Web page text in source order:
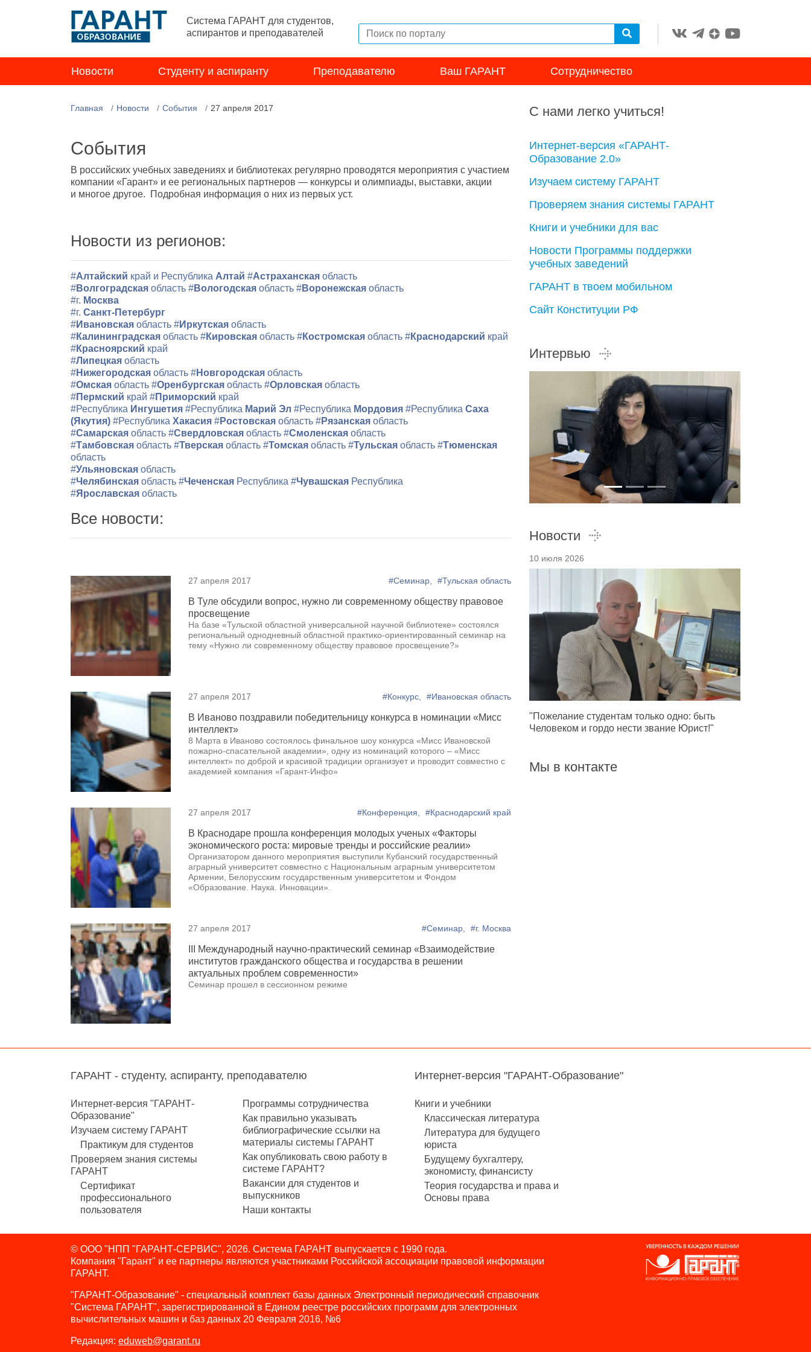
Система ГАРАНТ для студентов,
аспирантов и преподавателей
Новости Студенту и аспиранту Преподавателю Ваш ГАРАНТ Сотрудничество
Главная Новости События 27 апреля 2017
События
В российских учебных заведениях и библиотеках регулярно проводятся мероприятия с участием
компании «Гарант» и ее региональных партнеров — конкурсы и олимпиады, выставки, акции
и многое другое. Подробная информация о них из первых уст.
Новости из регионов:
#Алтайский край и Республика Алтай #Астраханская область
#Волгоградская область #Вологодская область #Воронежская область
#г. Москва
#г. Санкт-Петербург
#Ивановская область #Иркутская область
#Калининградская область #Кировская область #Костромская область #Краснодарский край
#Красноярский край
#Липецкая область
#Нижегородская область #Новгородская область
#Омская область #Оренбургская область #Орловская область
#Пермский край #Приморский край
#Республика Ингушетия #Республика Марий Эл #Республика Мордовия #Республика Саха
(Якутия) #Республика Хакасия #Ростовская область #Рязанская область
#Самарская область #Свердловская область #Смоленская область
#Тамбовская область #Тверская область #Томская область #Тульская область #Тюменская
область
#Ульяновская область
#Челябинская область #Чеченская Республика #Чувашская Республика
#Ярославская область
Все новости:
27 апреля 2017 #Семинар, #Тульская область
В Туле обсудили вопрос, нужно ли современному обществу правовое
просвещение
На базе «Тульской областной универсальной научной библиотеке» состоялся
региональный однодневный областной практико-ориентированный семинар на
тему «Нужно ли современному обществу правовое просвещение?»
27 апреля 2017 #Конкурс, #Ивановская область
В Иваново поздравили победительницу конкурса в номинации «Мисс
интеллект»
8 Марта в Иваново состоялось финальное шоу конкурса «Мисс Ивановской
пожарно-спасательной академии», одну из номинаций которого – «Мисс
интеллект» по доброй и красивой традиции организует и проводит совместно с
академией компания «Гарант-Инфо»
27 апреля 2017 #Конференция, #Краснодарский край
В Краснодаре прошла конференция молодых ученых «Факторы
экономического роста: мировые тренды и российские реалии»
Организатором данного мероприятия выступили Кубанский государственный
аграрный университет совместно с Национальным аграрным университетом
Армении, Белорусским государственным университетом и Фондом
«Образование. Наука. Инновации».
27 апреля 2017 #Семинар, #г. Москва
III Международный научно-практический семинар «Взаимодействие
институтов гражданского общества и государства в решении
актуальных проблем современности»
Семинар прошел в сессионном режиме
С нами легко учиться!
Интернет-версия «ГАРАНТ-
Образование 2.0»
Изучаем систему ГАРАНТ
Проверяем знания системы ГАРАНТ
Книги и учебники для вас
Новости Программы поддержки
учебных заведений
ГАРАНТ в твоем мобильном
Сайт Конституции РФ
Интервью
Новости
10 июля 2026
"Пожелание студентам только одно: быть
Человеком и гордо нести звание Юрист!"
Мы в контакте
ГАРАНТ - студенту, аспиранту, преподавателю
Интернет-версия "ГАРАНТ-
Образование"
Изучаем систему ГАРАНТ
Практикум для студентов
Проверяем знания системы
ГАРАНТ
Сертификат
профессионального
пользователя
Программы сотрудничества
Как правильно указывать
библиографические ссылки на
материалы системы ГАРАНТ
Как опубликовать свою работу в
системе ГАРАНТ?
Вакансии для студентов и
выпускников
Наши контакты
Интернет-версия "ГАРАНТ-Образование"
Книги и учебники
Классическая литература
Литература для будущего
юриста
Будущему бухгалтеру,
экономисту, финансисту
Теория государства и права и
Основы права
© ООО "НПП "ГАРАНТ-СЕРВИС", 2026. Система ГАРАНТ выпускается с 1990 года.
Компания "Гарант" и ее партнеры являются участниками Российской ассоциации правовой информации
ГАРАНТ.
"ГАРАНТ-Образование" - специальный комплект базы данных Электронный периодический справочник
"Система ГАРАНТ", зарегистрированной в Едином реестре российских программ для электронных
вычислительных машин и баз данных 20 Февраля 2016, №6
Редакция: eduweb@garant.ru